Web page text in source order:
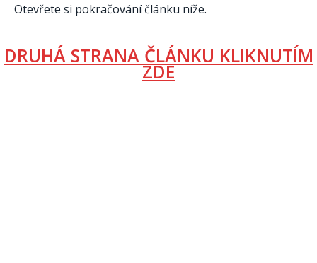
Otevřete si pokračování článku níže.
DRUHÁ STRANA ČLÁNKU KLIKNUTÍM
ZDE